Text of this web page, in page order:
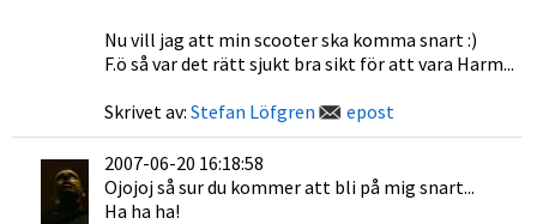
Nu vill jag att min scooter ska komma snart :)
F.ö så var det rätt sjukt bra sikt för att vara Harm...
Skrivet av: Stefan Löfgren epost
2007-06-20 16:18:58
Ojojoj så sur du kommer att bli på mig snart...
Ha ha ha!